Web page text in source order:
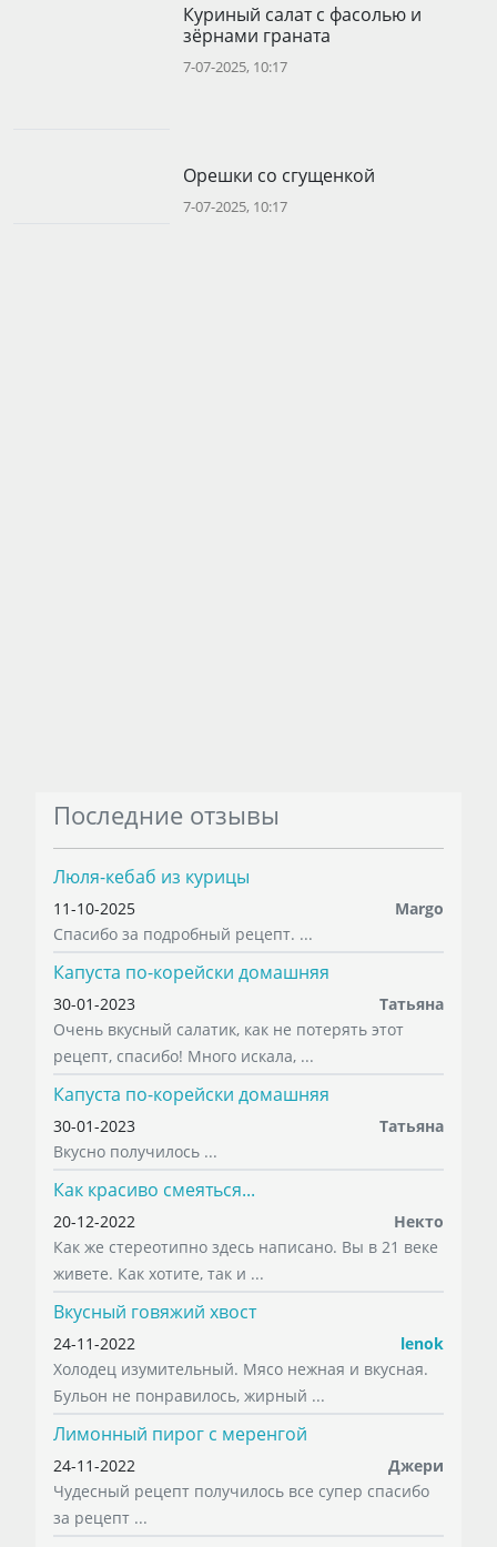
Куриный салат с фасолью и
зёрнами граната
7-07-2025, 10:17
Орешки со сгущенкой
7-07-2025, 10:17
Последние отзывы
Люля-кебаб из курицы
11-10-2025
Margo
Спасибо за подробный рецепт. ...
Капуста по-корейски домашняя
30-01-2023
Татьяна
Очень вкусный салатик, как не потерять этот
рецепт, спасибо! Много искала, ...
Капуста по-корейски домашняя
30-01-2023
Татьяна
Вкусно получилось ...
Как красиво смеяться...
20-12-2022
Некто
Как же стереотипно здесь написано. Вы в 21 веке
живете. Как хотите, так и ...
Вкусный говяжий хвост
24-11-2022
lenok
Холодец изумительный. Мясо нежная и вкусная.
Бульон не понравилось, жирный ...
Лимонный пирог с меренгой
24-11-2022
Джери
Чудесный рецепт получилось все супер спасибо
за рецепт ...